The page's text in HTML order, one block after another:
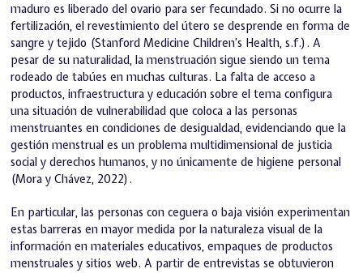
maduro es liberado del ovario para ser fecundado. Si no ocurre la
fertilización, el revestimiento del útero se desprende en forma de
sangre y tejido (Stanford Medicine Children’s Health, s.f.). A
pesar de su naturalidad, la menstruación sigue siendo un tema
rodeado de tabúes en muchas culturas. La falta de acceso a
productos, infraestructura y educación sobre el tema configura
una situación de vulnerabilidad que coloca a las personas
menstruantes en condiciones de desigualdad, evidenciando que la
gestión menstrual es un problema multidimensional de justicia
social y derechos humanos, y no únicamente de higiene personal
(Mora y Chávez, 2022).
En particular, las personas con ceguera o baja visión experimentan
estas barreras en mayor medida por la naturaleza visual de la
información en materiales educativos, empaques de productos
menstruales y sitios web. A partir de entrevistas se obtuvieron